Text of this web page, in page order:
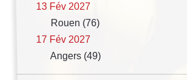
13 Fév 2027
Rouen (76)
17 Fév 2027
Angers (49)